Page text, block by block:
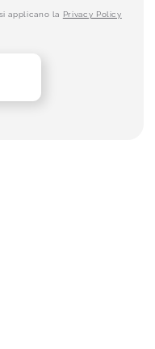
applicano la Privacy Policy